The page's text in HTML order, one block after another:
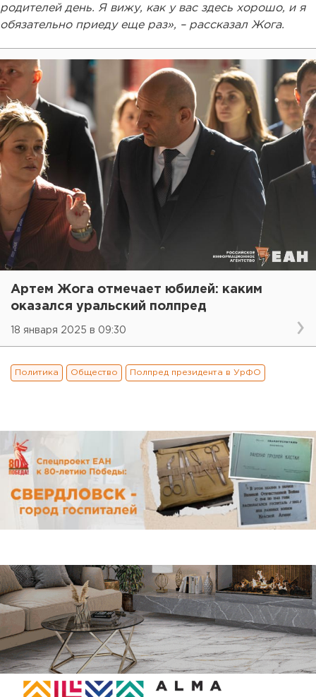
родителей день. Я вижу, как у вас здесь хорошо, и я
обязательно приеду еще раз», – рассказал Жога.
Артем Жога отмечает юбилей: каким
оказался уральский полпред
18 января 2025 в 09:30
Политика Общество Полпред президента в УрФО